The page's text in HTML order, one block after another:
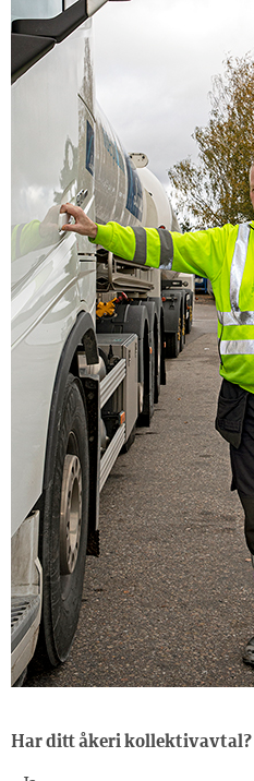
Har ditt åkeri kollektivavtal?